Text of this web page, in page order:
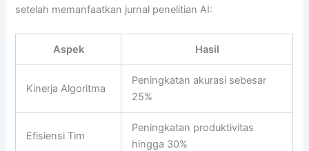
setelah memanfaatkan jurnal penelitian AI:
Aspek Hasil
Kinerja Algoritma
Peningkatan akurasi sebesar
25%
Efisiensi Tim
Peningkatan produktivitas
hingga 30%